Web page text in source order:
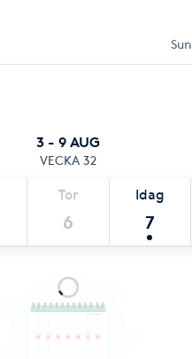
3 - 9 AUG
VECKA 32
Tor
6
Idag
7